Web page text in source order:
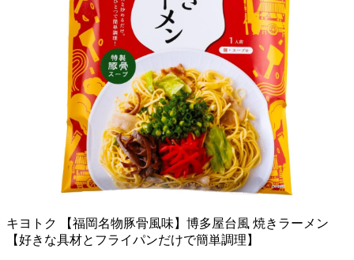
キヨトク 【福岡名物豚骨風味】博多屋台風 焼きラーメン
【好きな具材とフライパンだけで簡単調理】